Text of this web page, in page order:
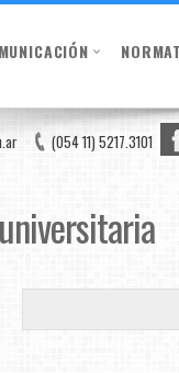
(054 11) 5217.3101